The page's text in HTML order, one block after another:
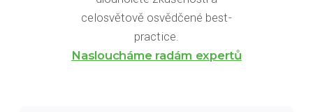
celosvětově osvědčené best-
practice.
Nasloucháme radám expertů